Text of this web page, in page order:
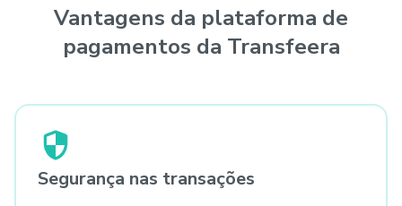
Vantagens da plataforma de
pagamentos da Transfeera
Segurança nas transações